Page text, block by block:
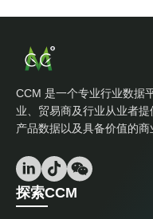
CCM 是一个专业行业数据
业、贸易商及行业从业者提
产品数据以及具备价值的商
探索CCM